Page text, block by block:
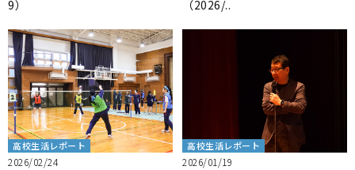
9）
（2026/..
高校生活レポート
2026/02/24
高校生活レポート
2026/01/19